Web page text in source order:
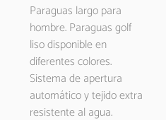
Paraguas largo para
hombre. Paraguas golf
liso disponible en
diferentes colores.
Sistema de apertura
automático y tejido extra
resistente al agua.